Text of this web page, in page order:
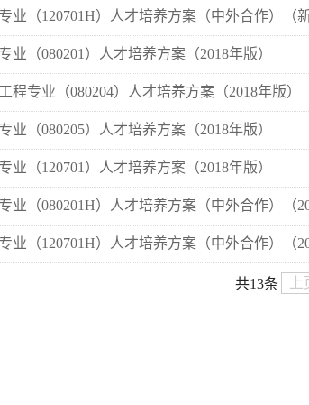
业（120701H）人才培养方案（中外合作）（新
业（080201）人才培养方案（2018年版）
程专业（080204）人才培养方案（2018年版）
业（080205）人才培养方案（2018年版）
业（120701）人才培养方案（2018年版）
业（080201H）人才培养方案（中外合作）（
业（120701H）人才培养方案（中外合作）（
共13条 上